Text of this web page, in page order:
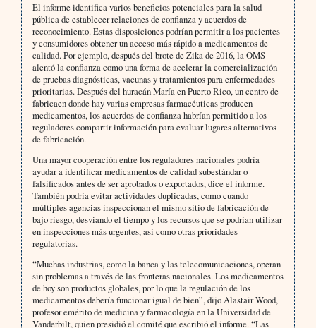
El informe identifica varios beneficios potenciales para la salud
pública de establecer relaciones de confianza y acuerdos de
reconocimiento. Estas disposiciones podrían permitir a los pacientes
y consumidores obtener un acceso más rápido a medicamentos de
calidad. Por ejemplo, después del brote de Zika de 2016, la OMS
alentó la confianza como una forma de acelerar la comercialización
de pruebas diagnósticas, vacunas y tratamientos para enfermedades
prioritarias. Después del huracán María en Puerto Rico, un centro de
fabricaen donde hay varias empresas farmacéuticas producen
medicamentos, los acuerdos de confianza habrían permitido a los
reguladores compartir información para evaluar lugares alternativos
de fabricación.
Una mayor cooperación entre los reguladores nacionales podría
ayudar a identificar medicamentos de calidad subestándar o
falsificados antes de ser aprobados o exportados, dice el informe.
También podría evitar actividades duplicadas, como cuando
múltiples agencias inspeccionan el mismo sitio de fabricación de
bajo riesgo, desviando el tiempo y los recursos que se podrían utilizar
en inspecciones más urgentes, así como otras prioridades
regulatorias.
“Muchas industrias, como la banca y las telecomunicaciones, operan
sin problemas a través de las fronteras nacionales. Los medicamentos
de hoy son productos globales, por lo que la regulación de los
medicamentos debería funcionar igual de bien”, dijo Alastair Wood,
profesor emérito de medicina y farmacología en la Universidad de
Vanderbilt, quien presidió el comité que escribió el informe. “Las